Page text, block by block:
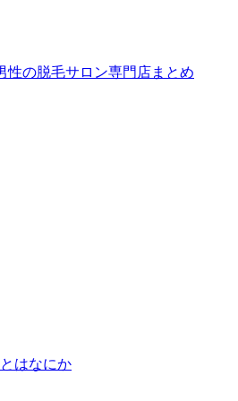
性の脱毛サロン専門店まとめ
はなにか